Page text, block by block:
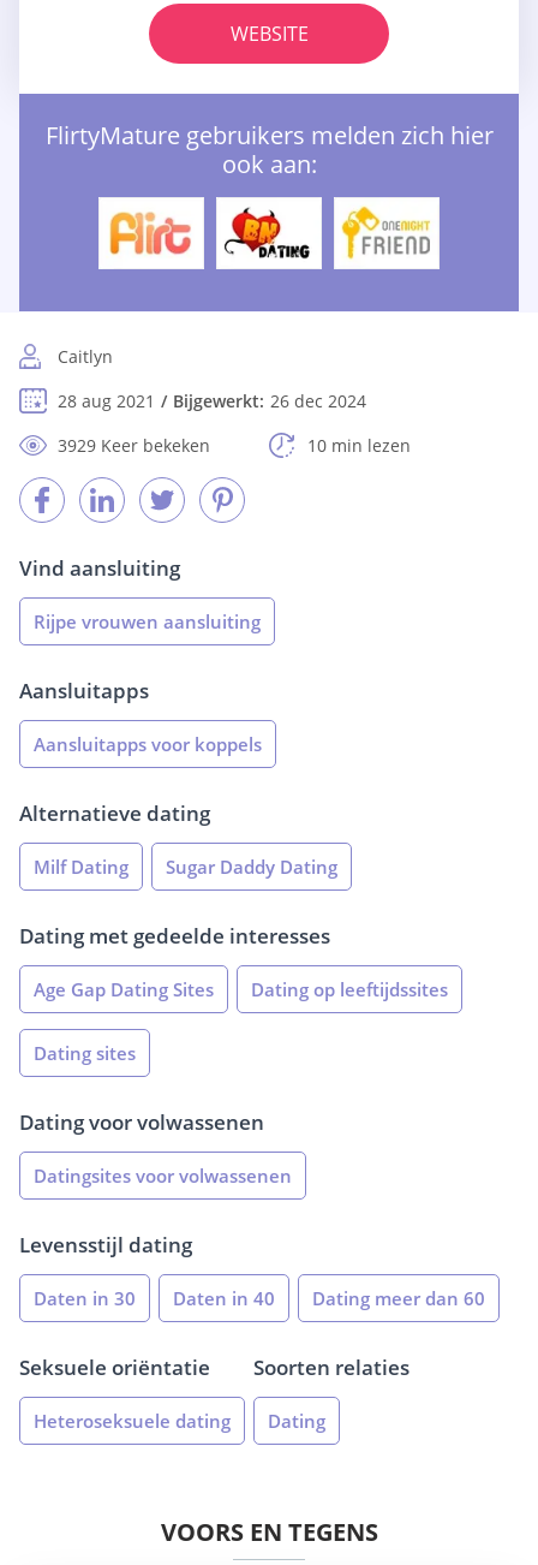
WEBSITE
FlirtyMature gebruikers melden zich hier
ook aan:
Caitlyn
28 aug 2021
Bijgewerkt: 26 dec 2024
3929 Keer bekeken
10 min lezen
Vind aansluiting
Rijpe vrouwen aansluiting
Aansluitapps
Aansluitapps voor koppels
Alternatieve dating
Milf Dating Sugar Daddy Dating
Dating met gedeelde interesses
Age Gap Dating Sites Dating op leeftijdssites
Dating sites
Dating voor volwassenen
Datingsites voor volwassenen
Levensstijl dating
Daten in 30 Daten in 40 Dating meer dan 60
Seksuele oriëntatie
Heteroseksuele dating
Soorten relaties
Dating
VOORS EN TEGENS